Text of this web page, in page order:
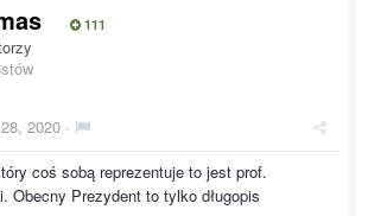
111
2020 ·
coś sobą reprezentuje to jest prof.
Obecny Prezydent to tylko długopis